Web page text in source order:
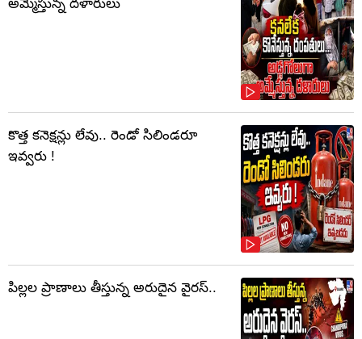
అమ్మేస్తున్న దళారులు
కొత్త కనెక్షన్లు లేవు.. రెండో సిలిండరూ
ఇవ్వరు !
పిల్లల ప్రాణాలు తీస్తున్న అరుదైన వైరస్..